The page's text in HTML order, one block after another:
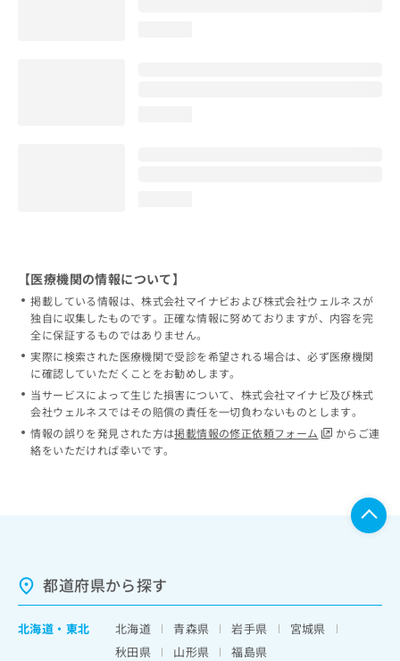
【医療機関の情報について】
掲載している情報は、株式会社マイナビおよび株式会社ウェルネスが
独自に収集したものです。正確な情報に努めておりますが、内容を完
全に保証するものではありません。
実際に検索された医療機関で受診を希望される場合は、必ず医療機関
に確認していただくことをお勧めします。
当サービスによって生じた損害について、株式会社マイナビ及び株式
会社ウェルネスではその賠償の責任を一切負わないものとします。
情報の誤りを発見された方は掲載情報の修正依頼フォーム
からご連
絡をいただければ幸いです。
都道府県から探す
北海道 ・ 東北 北海道 青森県 岩手県
宮城県
秋田県
山形県
福島県